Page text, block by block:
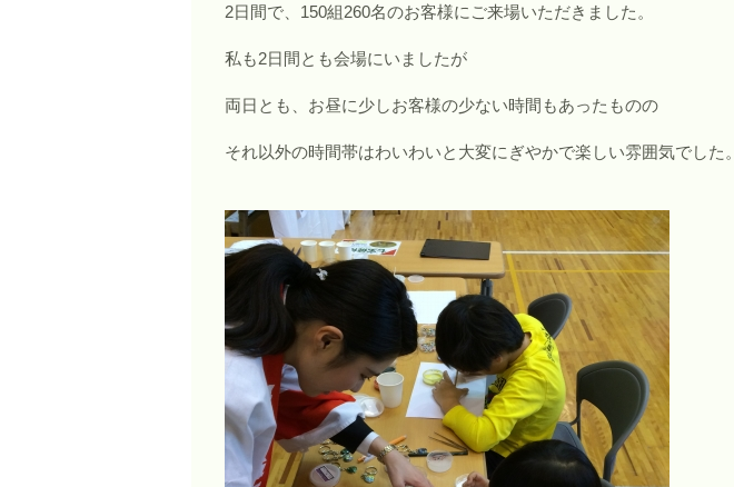
2日間で、150組260名のお客様にご来場いただきました。
私も2日間とも会場にいましたが
両日とも、お昼に少しお客様の少ない時間もあったものの
それ以外の時間帯はわいわいと大変にぎやかで楽しい雰囲気でした。